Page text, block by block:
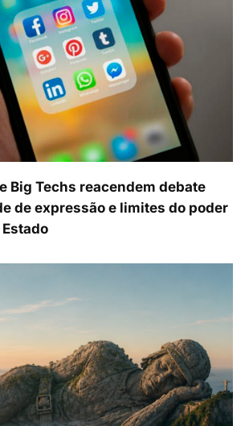
Big Techs reacendem debate
de expressão e limites do poder